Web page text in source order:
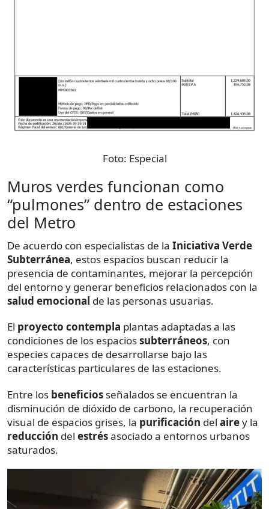
Foto: Especial
Muros verdes funcionan como
“pulmones” dentro de estaciones
del Metro
De acuerdo con especialistas de la Iniciativa Verde
Subterránea, estos espacios buscan reducir la
presencia de contaminantes, mejorar la percepción
del entorno y generar beneficios relacionados con la
salud emocional de las personas usuarias.
El proyecto contempla plantas adaptadas a las
condiciones de los espaciossubterráneos, con
especies capaces de desarrollarse bajo las
características particulares de las estaciones.
Entre los beneficios señalados se encuentran la
disminución de dióxido de carbono, la recuperación
visual de espacios grises, la purificación del airey la
reducción del estrésasociado a entornos urbanos
saturados.